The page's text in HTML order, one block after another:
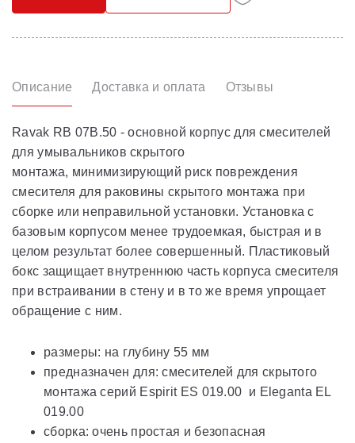
Описание Доставка и оплата Отзывы
Ravak RB 07B.50 - основной корпус для смесителей
для умывальников скрытого
монтажа, минимизирующий риск повреждения
смесителя для раковины скрытого монтажа при
сборке или неправильной установки. Установка с
базовым корпусом менее трудоемкая, быстрая и в
целом результат более совершенный. Пластиковый
бокс защищает внутреннюю часть корпуса смесителя
при встраивании в стену и в то же время упрощает
обращение с ним.
размеры: на глубину 55 мм
предназначен для: смесителей для скрытого
монтажа серий Espirit ES 019.00 и Eleganta EL
019.00
сборка: очень простая и безопасная